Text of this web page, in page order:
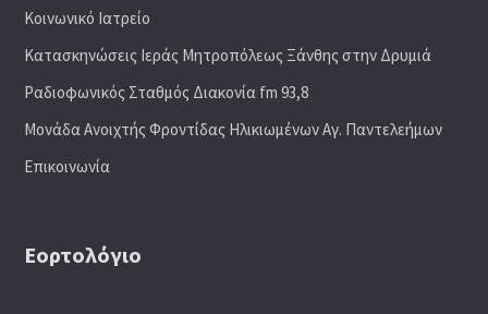
Κοινωνικό Ιατρείο
Κατασκηνώσεις Ιεράς Μητροπόλεως Ξάνθης στην Δρυμιά
Ραδιoφωνικός Σταθμός Διακονία fm 93,8
Μονάδα Ανοιχτής Φροντίδας Ηλικιωμένων Αγ. Παντελεήμων
Επικοινωνία
Εορτολόγιο